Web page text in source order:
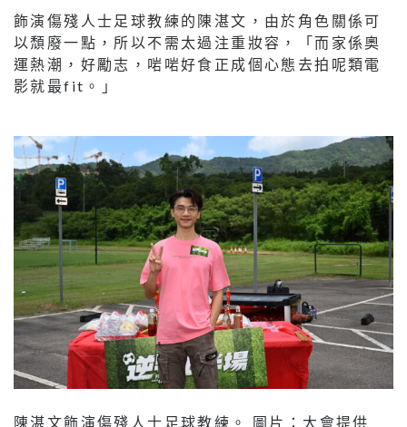
飾演傷殘人士足球教練的陳湛文，由於角色關係可
以頹廢一點，所以不需太過注重妝容，「而家係奧
運熱潮，好勵志，啱啱好食正成個心態去拍呢類電
影就最fit。」
陳湛文飾演傷殘人士足球教練。 圖片：大會提供